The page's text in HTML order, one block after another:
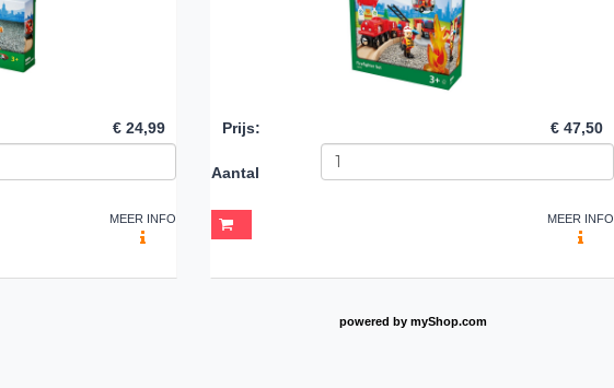
€ 24,99
MEER INFO
Prijs: € 47,50
Aantal
MEER INFO
powered by myShop.com